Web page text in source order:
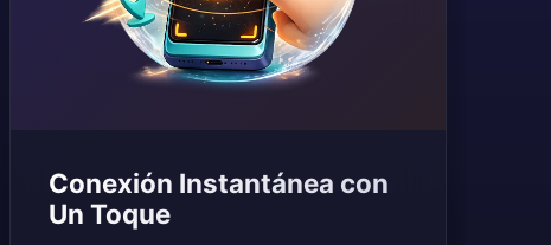
Conexión Instantánea con
Un Toque